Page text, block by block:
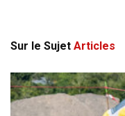
Sur le Sujet Articles